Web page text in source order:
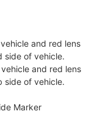
and red lens
side of vehicle.
and red lens
side of vehicle.
Marker